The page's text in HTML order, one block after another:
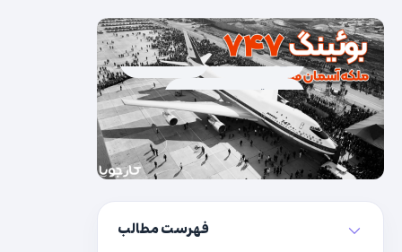
۱۴۰۲/۰۱/۲۳
هوانوردی
فهرست مطالب